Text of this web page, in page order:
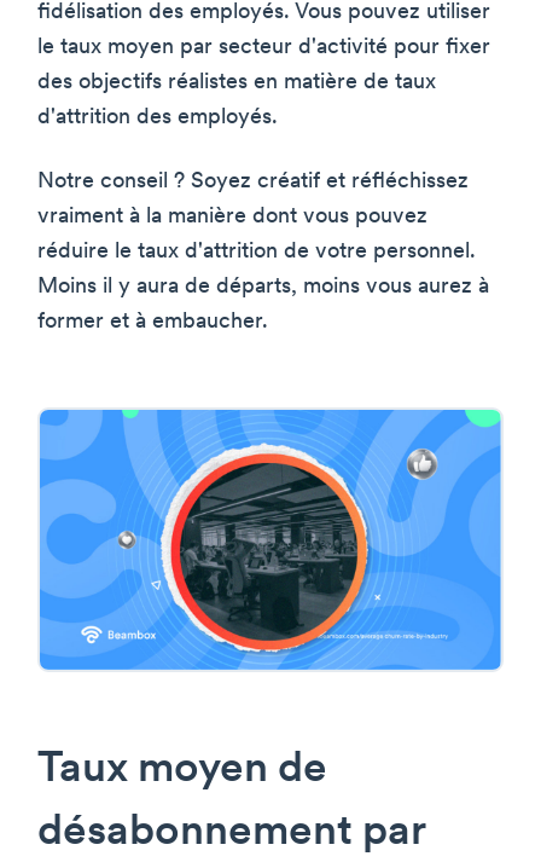
fidélisation des employés. Vous pouvez utiliser
le taux moyen par secteur d'activité pour fixer
des objectifs réalistes en matière de taux
d'attrition des employés.
Notre conseil ? Soyez créatif et réfléchissez
vraiment à la manière dont vous pouvez
réduire le taux d'attrition de votre personnel.
Moins il y aura de départs, moins vous aurez à
former et à embaucher.
Taux moyen de
désabonnement par